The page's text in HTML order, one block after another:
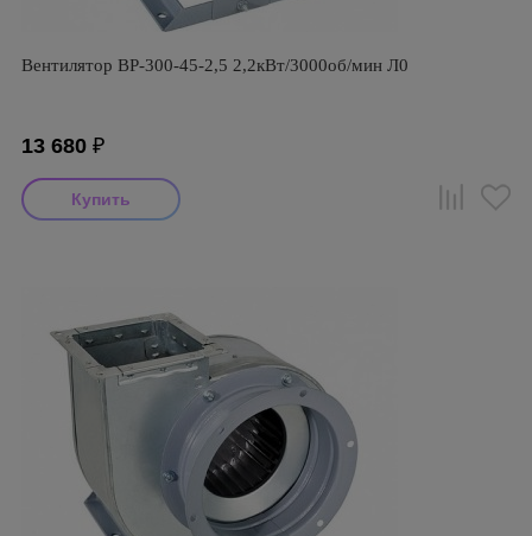
Вентилятор ВР-300-45-2,5 2,2кВт/3000об/мин Л0
13 680 ₽